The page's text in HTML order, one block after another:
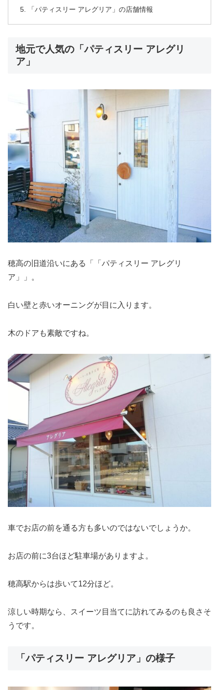
「パティスリー アレグリア」の店舗情報
地元で人気の「パティスリー アレグリ
ア」
穂高の旧道沿いにある「「パティスリー アレグリ
ア」」。
白い壁と赤いオーニングが目に入ります。
木のドアも素敵ですね。
車でお店の前を通る方も多いのではないでしょうか。
お店の前に3台ほど駐車場がありますよ。
穂高駅からは歩いて12分ほど。
涼しい時期なら、スイーツ目当てに訪れてみるのも良さそ
うです。
「パティスリー アレグリア」の様子